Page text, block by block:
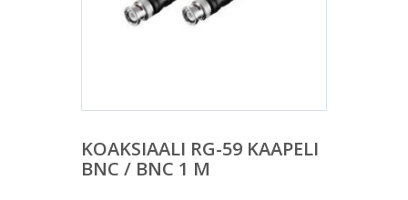
KOAKSIAALI RG-59 KAAPELI
BNC / BNC 1 M